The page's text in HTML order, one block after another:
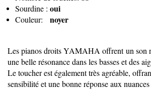
Sourdine : oui
Couleur: noyer
Les pianos droits YAMAHA offrent un son
une belle résonance dans les basses et des
Le toucher est également très agréable,
sensibilité et une bonne réponse aux